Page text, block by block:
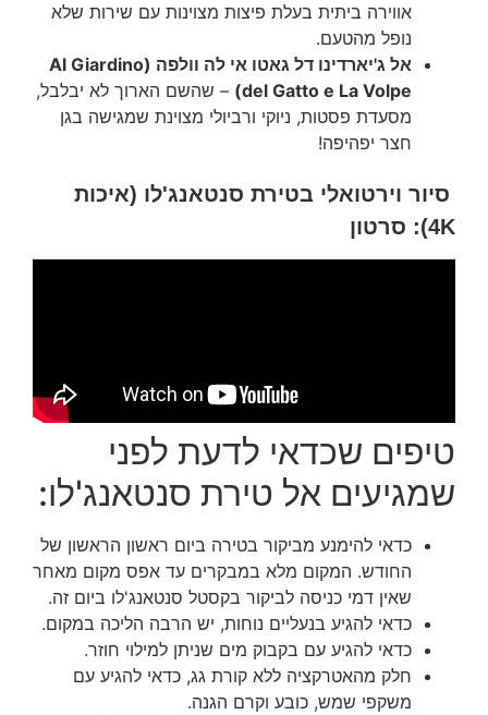
אווירה ביתית בעלת פיצות מצוינות עם שירות שלא
נופל מהטעם.
אל ג'יארדינו דל גאטו אי לה וולפה (Al Giardino
del Gatto e La Volpe) – שהשם הארוך לא יבלבל,
מסעדת פסטות, ניוקי ורביולי מצוינת שמגישה בגן
חצר יפהיפה!
סיור וירטואלי בטירת סנטאנג'לו (איכות
4K): סרטון
טיפים שכדאי לדעת לפני
שמגיעים אל טירת סנטאנג'לו:
כדאי להימנע מביקור בטירה ביום ראשון הראשון של
החודש. המקום מלא במבקרים עד אפס מקום מאחר
שאין דמי כניסה לביקור בקסטל סנטאנג'לו ביום זה.
כדאי להגיע בנעליים נוחות, יש הרבה הליכה במקום.
כדאי להגיע עם בקבוק מים שניתן למילוי חוזר.
חלק מהאטרקציה ללא קורת גג, כדאי להגיע עם
משקפי שמש, כובע וקרם הגנה.